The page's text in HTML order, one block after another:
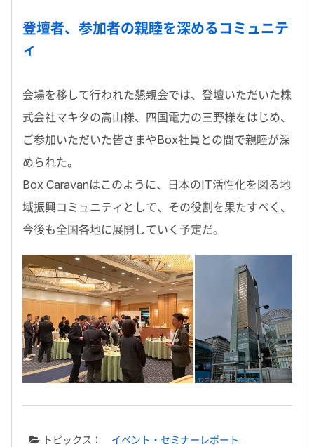
登壇者、参加者の親睦を深めるコミュニテ
ィ
会場を移して行われた懇親会では、登壇いただいた株
式会社マキタの高山様、四国電力の三野様をはじめ、
ご参加いただいた皆さまやBox社員との間で親睦が深
められた。
Box Caravanはこのように、日本のIT活性化を図る地
域振興コミュニティとして、その役割を果たすべく、
今後も全国各地に展開していく予定だ。
トピックス： イベント・セミナーレポート